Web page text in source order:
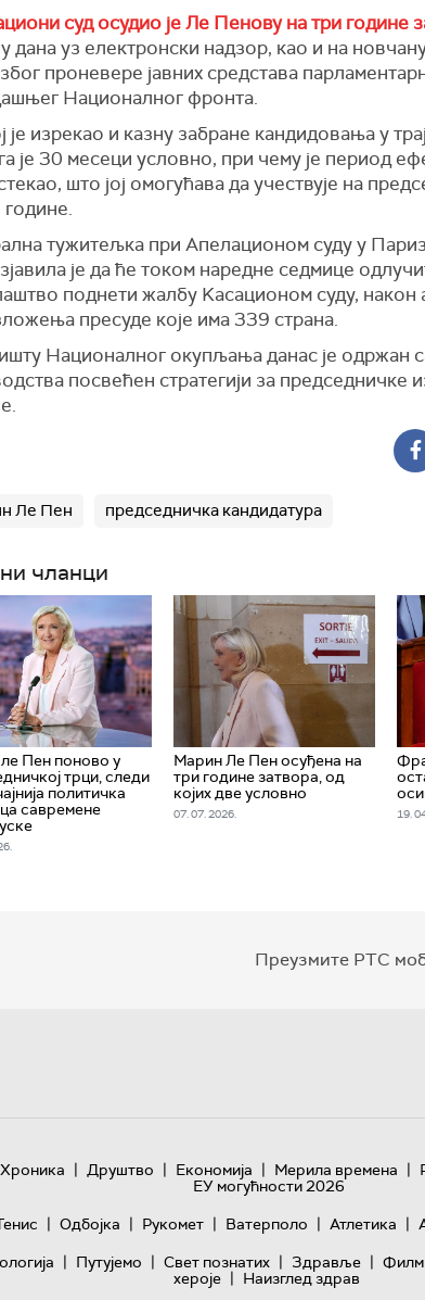
суд осудио је Ле Пенову на три године
дана уз електронски надзор, као и на
проневере јавних средстава
Националног фронта.
је изрекао и казну забране кандидовања у
је 30 месеци условно, при чему је период
што јој омогућава да учествује на
тужитељка при Апелационом суду у
је да ће током наредне седмице
поднети жалбу Kасационом суду, након
пресуде које има 339 страна.
Националног окупљања данас је одржан
посвећен стратегији за председничке
Ле Пен председничка кандидатура
чланци
Пен поново у
трци, следи
политичка
савремене
Марин Ле Пен осуђена на
три године затвора, од
којих две условно
07. 07. 2026. 19.
Преузмите РТС
Хроника | Друштво | Економија | Мерила времена |
ЕУ могућности 2026
| Одбојка | Рукомет | Ватерполо | Атлетика |
| Путујемо | Свет познатих | Здравље | Филм
хероје | Наизглед здрав